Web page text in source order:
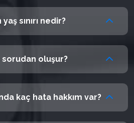
sınırı nedir?
sorudan oluşur?
kaç hata hakkım var?